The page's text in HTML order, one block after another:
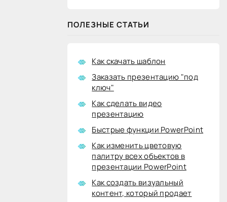
ПОЛЕЗНЫЕ СТАТЬИ
Как скачать шаблон
Заказать презентацию "под
ключ"
Как сделать видео
презентацию
Быстрые функции PowerPoint
Как изменить цветовую
палитру всех объектов в
презентации PowerPoint
Как создать визуальный
контент, который продает